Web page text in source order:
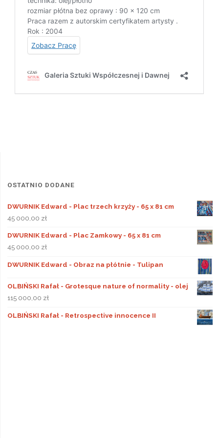
OSTATNIO DODANE
DWURNIK Edward - Plac trzech krzyży - 65 x 81 cm
45 000,00 zł
DWURNIK Edward - Plac Zamkowy - 65 x 81 cm
45 000,00 zł
DWURNIK Edward - Obraz na płótnie - Tulipan
OLBIŃSKI Rafał - Grotesque nature of normality - olej
115 000,00 zł
OLBIŃSKI Rafał - Retrospective innocence II